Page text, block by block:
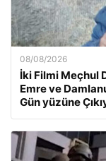
08/08/2026
İki Filmi Meçhul
Emre ve
Gün yüzüne